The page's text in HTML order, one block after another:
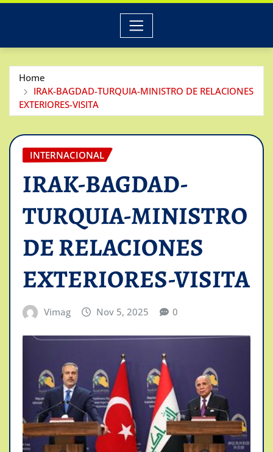
Home
IRAK-BAGDAD-TURQUIA-MINISTRO DE RELACIONES
EXTERIORES-VISITA
INTERNACIONAL
IRAK-BAGDAD-
TURQUIA-MINISTRO
DE RELACIONES
EXTERIORES-VISITA
Vimag Nov 5, 2025 0